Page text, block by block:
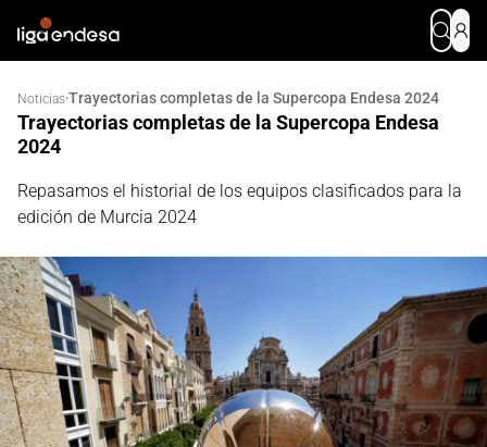
Noticias·Trayectorias completas de la Supercopa Endesa 2024
Trayectorias completas de la Supercopa Endesa
2024
Repasamos el historial de los equipos clasificados para la
edición de Murcia 2024